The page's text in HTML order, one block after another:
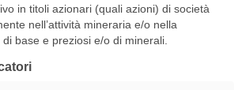
in titoli azionari (quali azioni) di società
nell’attività mineraria e/o nella
base e preziosi e/o di minerali.